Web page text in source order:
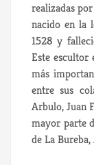
realizadas
nacido en la
1528 y
Este escultor
más
entre sus
Arbulo, Juan
mayor parte
de La